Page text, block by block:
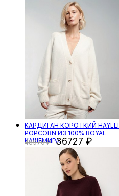
КАРДИГАН КОРОТКИЙ HAYLLI
POPCORN ИЗ 100% ROYAL
КАШЕМИРА
48970 36727